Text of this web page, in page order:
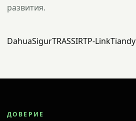
развития.
DahuaSigurTRASSIRTP-LinkTiandy
ДОВЕРИЕ